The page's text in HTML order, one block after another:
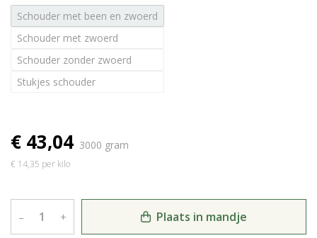
Schouder met been en zwoerd
Schouder met zwoerd
Schouder zonder zwoerd
Stukjes schouder
€ 43,04 3000 gram
€ 14,35 per kilo
– + Plaats in mandje